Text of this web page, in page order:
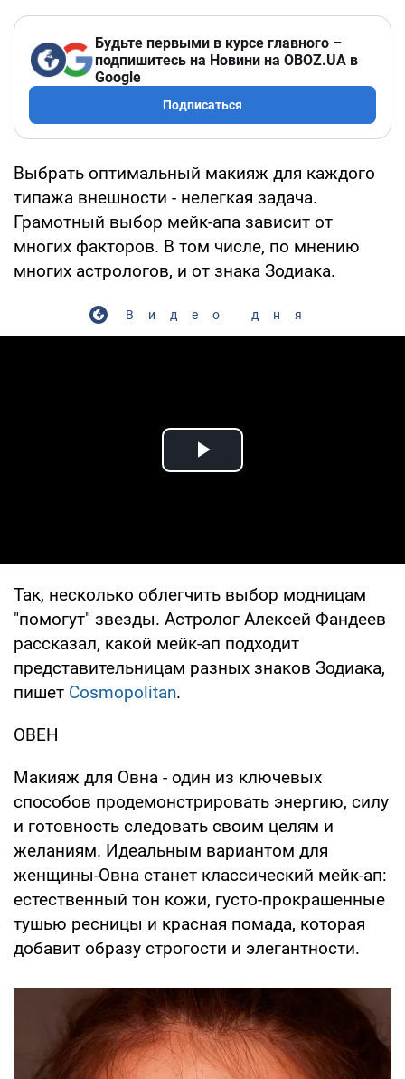
Будьте первыми в курсе главного –
подпишитесь на Новини на OBOZ.UA в
Google
Подписаться
Выбрать оптимальный макияж для каждого
типажа внешности - нелегкая задача.
Грамотный выбор мейк-апа зависит от
многих факторов. В том числе, по мнению
многих астрологов, и от знака Зодиака.
Видео дня
Play Video
Так, несколько облегчить выбор модницам
"помогут" звезды. Астролог Алексей Фандеев
рассказал, какой мейк-ап подходит
представительницам разных знаков Зодиака,
пишет Cosmopolitan.
ОВЕН
Макияж для Овна - один из ключевых
способов продемонстрировать энергию, силу
и готовность следовать своим целям и
желаниям. Идеальным вариантом для
женщины-Овна станет классический мейк-ап:
естественный тон кожи, густо-прокрашенные
тушью ресницы и красная помада, которая
добавит образу строгости и элегантности.